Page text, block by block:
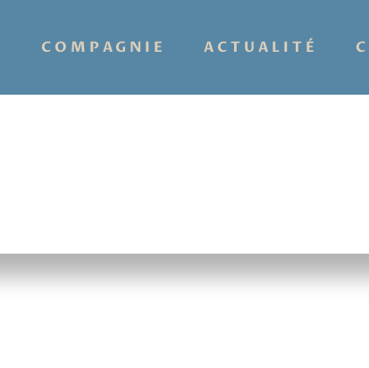
COMPAGNIE ACTUALITÉ